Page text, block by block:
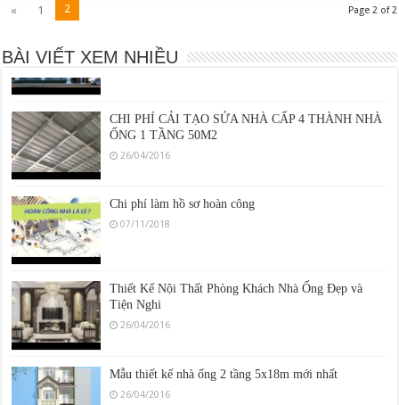
Page 2 of 2
« 1 2
BÀI VIẾT XEM NHIỀU
16/06/2016
CHI PHÍ CẢI TẠO SỬA NHÀ CẤP 4 THÀNH NHÀ
ỐNG 1 TẦNG 50M2
Chi phí làm hồ sơ hoàn công
Thiết Kế Nội Thất Phòng Khách Nhà Ống Đẹp và
Tiện Nghi
Mẫu thiết kế nhà ống 2 tầng 5x18m mới nhất